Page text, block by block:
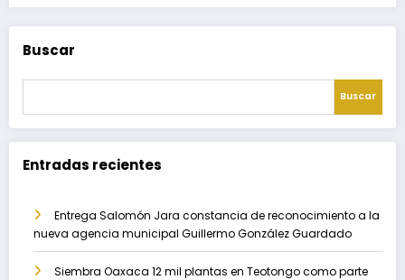
Buscar
Buscar
Entradas recientes
Entrega Salomón Jara constancia de reconocimiento a la
nueva agencia municipal Guillermo González Guardado
Siembra Oaxaca 12 mil plantas en Teotongo como parte